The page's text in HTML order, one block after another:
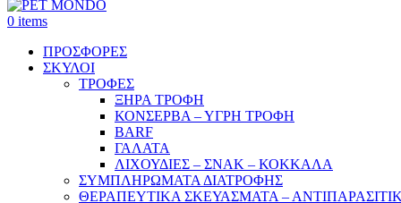
0 items
ΠΡΟΣΦΟΡΕΣ
ΣΚΥΛΟΙ
ΤΡΟΦΕΣ
ΞΗΡΑ ΤΡΟΦΗ
ΚΟΝΣΕΡΒΑ – ΥΓΡΗ ΤΡΟΦΗ
BARF
ΓΑΛΑΤΑ
ΛΙΧΟΥΔΙΕΣ – ΣΝΑΚ – ΚΟΚΚΑΛΑ
ΣΥΜΠΛΗΡΩΜΑΤΑ ΔΙΑΤΡΟΦΗΣ
ΘΕΡΑΠΕΥΤΙΚΑ ΣΚΕΥΑΣΜΑΤΑ –